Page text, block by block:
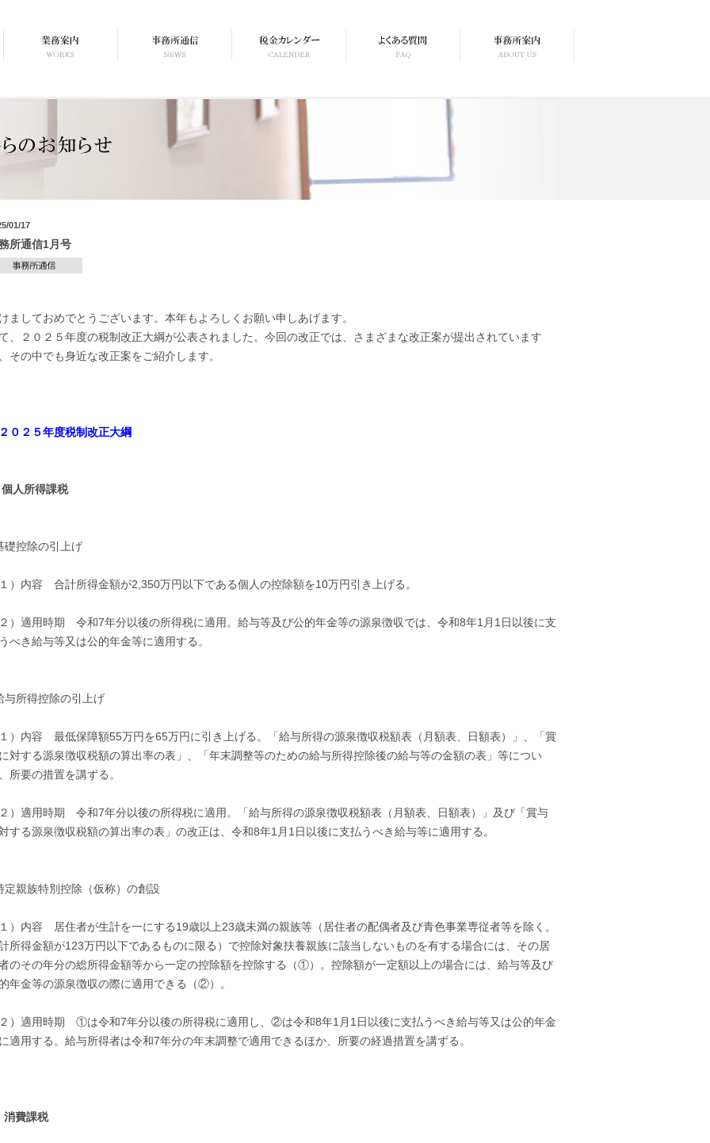
01/17
所通信1月号
ましておめでとうございます。本年もよろしくお願い申しあげます。
、２０２５年度の税制改正大綱が公表されました。今回の改正では、さまざまな改正案が提出されています
その中でも身近な改正案をご紹介します。
０２５年度税制改正大綱
個人所得課税
礎控除の引上げ
１）内容 合計所得金額が2,350万円以下である個人の控除額を10万円引き上げる。
２）適用時期 令和7年分以後の所得税に適用。給与等及び公的年金等の源泉徴収では、令和8年1月1日以後に支
べき給与等又は公的年金等に適用する。
与所得控除の引上げ
１）内容 最低保障額55万円を65万円に引き上げる。「給与所得の源泉徴収税額表（月額表、日額表）」、「賞
対する源泉徴収税額の算出率の表」、「年末調整等のための給与所得控除後の給与等の金額の表」等につい
所要の措置を講ずる。
２）適用時期 令和7年分以後の所得税に適用。「給与所得の源泉徴収税額表（月額表、日額表）」及び「賞与
する源泉徴収税額の算出率の表」の改正は、令和8年1月1日以後に支払うべき給与等に適用する。
定親族特別控除（仮称）の創設
１）内容 居住者が生計を一にする19歳以上23歳未満の親族等（居住者の配偶者及び青色事業専従者等を除く。
所得金額が123万円以下であるものに限る）で控除対象扶養親族に該当しないものを有する場合には、その居
のその年分の総所得金額等から一定の控除額を控除する（①）。控除額が一定額以上の場合には、給与等及び
年金等の源泉徴収の際に適用できる（②）。
２）適用時期 ①は令和7年分以後の所得税に適用し、②は令和8年1月1日以後に支払うべき給与等又は公的年金
適用する。給与所得者は令和7年分の年末調整で適用できるほか、所要の経過措置を講ずる。
消費課税